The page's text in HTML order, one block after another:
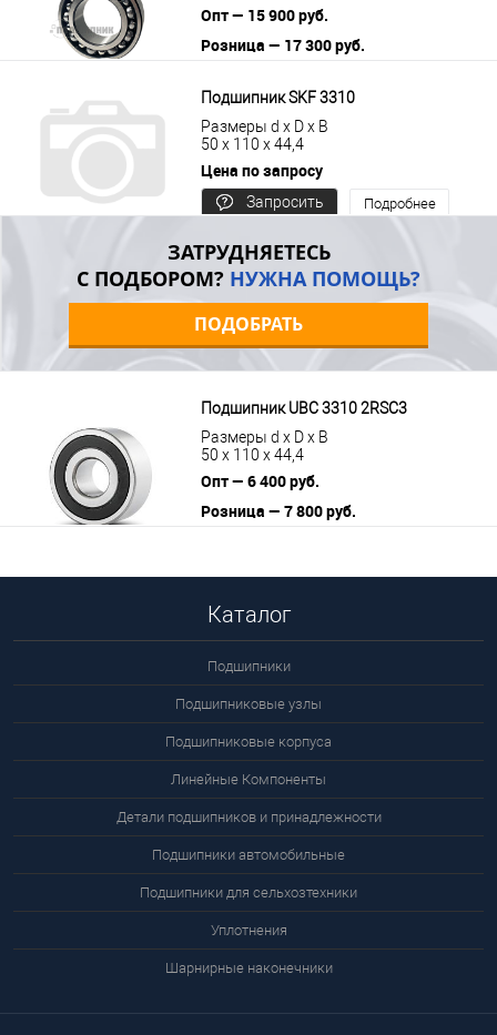
Опт — 15 900 руб.
Розница — 17 300 руб.
Подшипник SKF 3310
Размеры d x D x B
50 x 110 x 44,4
Цена по запросу
Запросить
Подробнее
ЗАТРУДНЯЕТЕСЬ
С ПОДБОРОМ? НУЖНА ПОМОЩЬ?
ПОДОБРАТЬ
Подшипник UBC 3310 2RSС3
Размеры d x D x B
50 x 110 x 44,4
Опт — 6 400 руб.
Розница — 7 800 руб.
Каталог
Подшипники
Подшипниковые узлы
Подшипниковые корпуса
Линейные Компоненты
Детали подшипников и принадлежности
Подшипники автомобильные
Подшипники для сельхозтехники
Уплотнения
Шарнирные наконечники